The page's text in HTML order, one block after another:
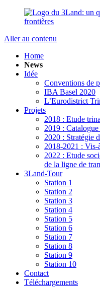
Aller au contenu
Home
News
Idée
Conventions de
IBA Basel 2020
L’Eurodistrict
Projets
2018 : Etude
2019 :
2020 : Stratégie
2018-2021 :
2022 : Etude
de la ligne de
3Land-Tour
Station 1
Station 2
Station 3
Station 4
Station 5
Station 6
Station 7
Station 8
Station 9
Station 10
Contact
Téléchargements